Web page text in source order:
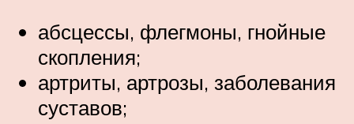
абсцессы, флегмоны, гнойные
скопления;
артриты, артрозы, заболевания
суставов;